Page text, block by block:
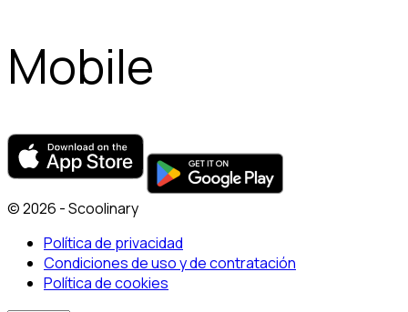
Mobile
© 2026 - Scoolinary
Política de privacidad
Condiciones de uso y de contratación
Política de cookies